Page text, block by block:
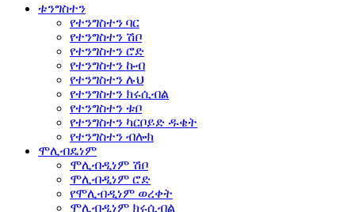
ቱንግስተን
የተንግስተን ባር
የተንግስተን ሽቦ
የተንግስተን ሮድ
የተንግስተን ኩብ
የተንግስተን ሉህ
የተንግስተን ክሩሲብል
የተንግስተን ቱቦ
የተንግስተን ካርቦይድ ዱቄት
የተንግስተን ብሎክ
ሞሊብዴነም
ሞሊብዲነም ሽቦ
ሞሊብዲነም ሮድ
የሞሊብዲነም ወረቀት
ሞሊብዲነም ክሩሲብል